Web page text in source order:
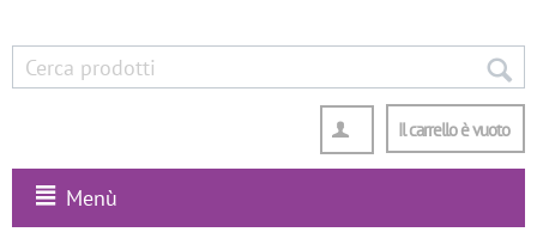
Il carrello è vuoto
Menù